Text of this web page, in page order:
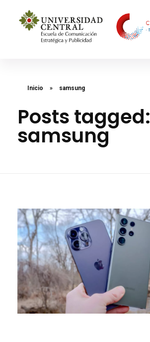
Inicio » samsung
Posts tagged:
samsung